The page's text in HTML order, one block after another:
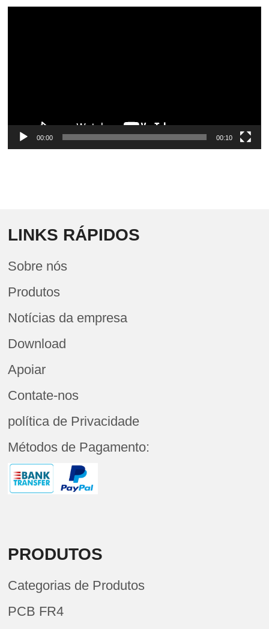
00:00 00:10
LINKS RÁPIDOS
Sobre nós
Produtos
Notícias da empresa
Download
Apoiar
Contate-nos
política de Privacidade
Métodos de Pagamento:
PRODUTOS
Categorias de Produtos
PCB FR4